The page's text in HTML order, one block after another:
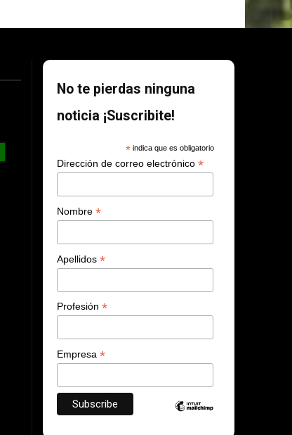
No te pierdas ninguna
noticia ¡Suscribite!
*indica que es obligatorio
Dirección de correo electrónico*
Nombre*
Apellidos*
Profesión*
Empresa*